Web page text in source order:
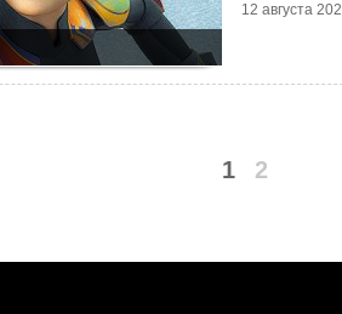
12 августа
1 2